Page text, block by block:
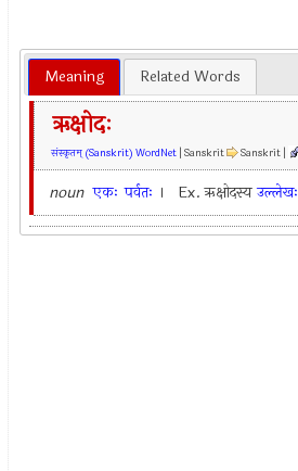
Meaning Related Words
ऋक्षोदः
संस्कृतम् (Sanskrit) WordNet | Sanskrit Sanskrit |
noun एकः पर्वतः । Ex.ऋक्षोदस्यउल्लेखः